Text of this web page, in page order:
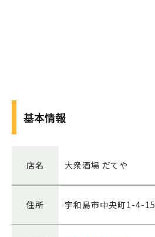
基本情報
店名 大衆酒場 だてや
住所 宇和島市中央町1-4-15